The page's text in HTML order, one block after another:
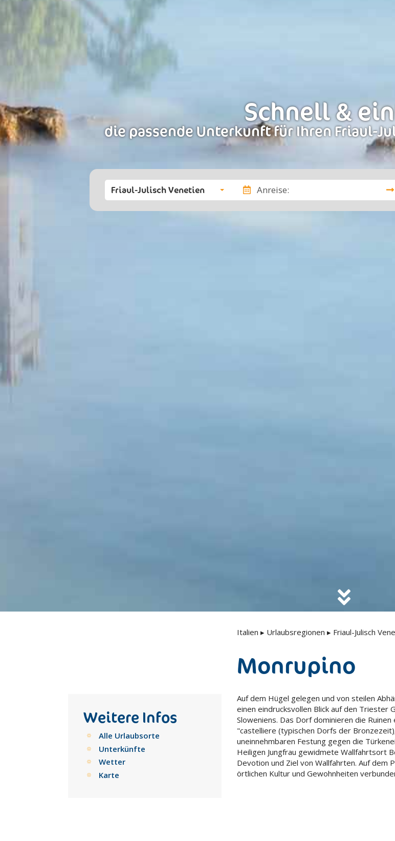
Schnell &
die passende Unterkunft für Ihren Friaul-
Friaul-Julisch Venetien Anreise:
Italien ▸ Urlaubsregionen ▸ Friaul-Julisch
Monrupino
Auf dem Hügel gelegen und von steilen
einen eindrucksvollen Blick auf den Triester
Sloweniens. Das Dorf dominieren die
"castelliere (typischen Dorfs der
uneinnehmbaren Festung gegen die
Heiligen Jungfrau gewidmete Wallfahrtsort
Devotion und Ziel von Wallfahrten. Auf dem
örtlichen Kultur und Gewohnheiten
Weitere Infos
Alle Urlaubsorte
Unterkünfte
Wetter
Karte